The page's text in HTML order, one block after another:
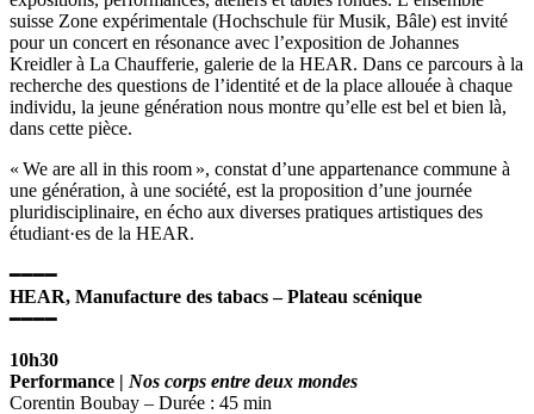
suisse Zone expérimentale (Hochschule für Musik, Bâle) est invité
pour un concert en résonance avec l’exposition de Johannes
Kreidler à La Chaufferie, galerie de la HEAR. Dans ce parcours à la
recherche des questions de l’identité et de la place allouée à chaque
individu, la jeune génération nous montre qu’elle est bel et bien là,
dans cette pièce.
« We are all in this room », constat d’une appartenance commune à
une génération, à une société, est la proposition d’une journée
pluridisciplinaire, en écho aux diverses pratiques artistiques des
étudiant·es de la HEAR.
━━━━
HEAR, Manufacture des tabacs – Plateau scénique
━━━━
10h30
Performance | Nos corps entre deux mondes
Corentin Boubay – Durée : 45 min